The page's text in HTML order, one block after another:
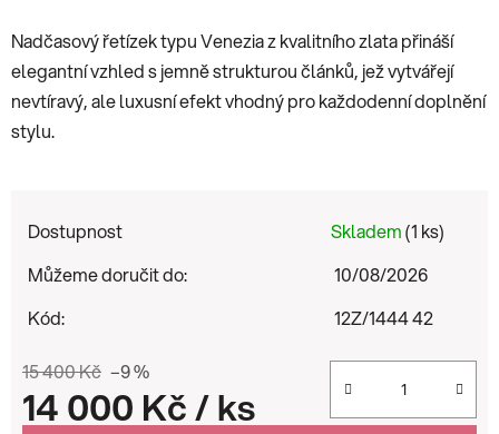
Nadčasový řetízek typu Venezia z kvalitního zlata přináší
elegantní vzhled s jemně strukturou článků, jež vytvářejí
nevtíravý, ale luxusní efekt vhodný pro každodenní doplnění
stylu.
Dostupnost Skladem(1 ks)
Můžeme doručit do:
10/08/2026
Kód:
12Z/1444 42
15 400 Kč –9 %
14 000 Kč/ ks